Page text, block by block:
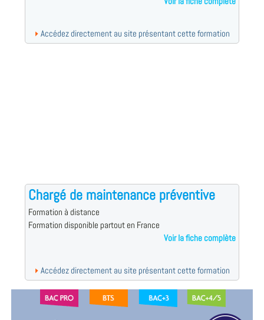
Accédez directement au site présentant cette formation
Chargé de maintenance préventive
Formation à distance
Formation disponible partout en France
Voir la fiche complète
Accédez directement au site présentant cette formation